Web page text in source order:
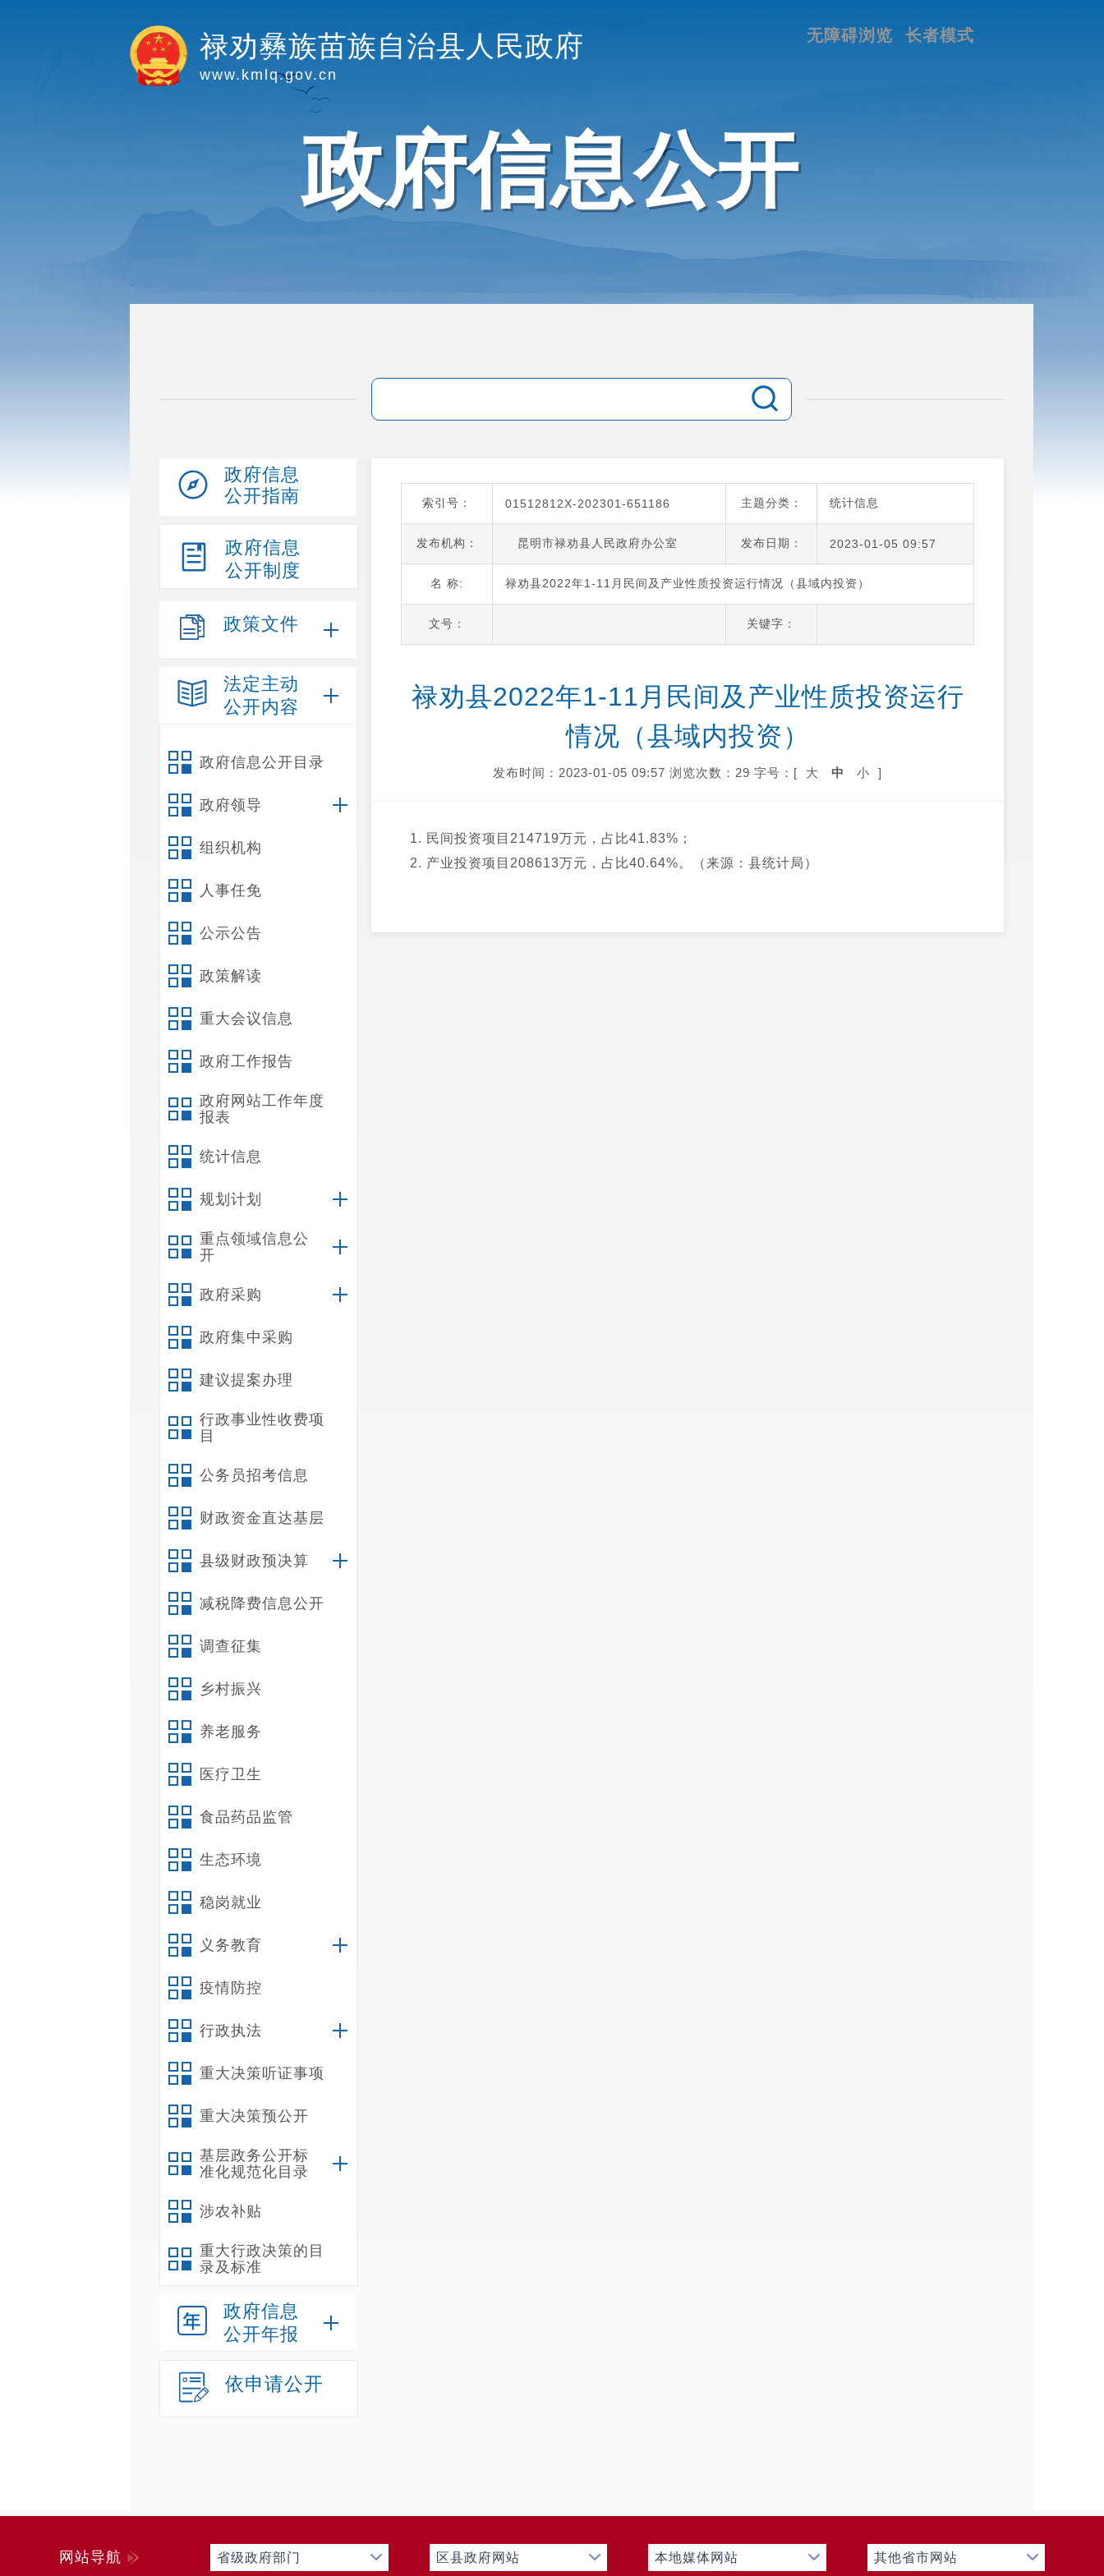
禄劝彝族苗族自治县人民政府
www.kmlq.gov.cn
长者模式
无障碍浏览
政府信息公开
政府信息
公开指南
政府信息
公开制度
政策文件
法定主动
公开内容
政府信息公开目录
政府领导
组织机构
人事任免
公示公告
政策解读
重大会议信息
政府工作报告
政府网站工作年度
报表
统计信息
规划计划
重点领域信息公
开
政府采购
政府集中采购
建议提案办理
行政事业性收费项
目
公务员招考信息
财政资金直达基层
县级财政预决算
减税降费信息公开
调查征集
乡村振兴
养老服务
医疗卫生
食品药品监管
生态环境
稳岗就业
义务教育
疫情防控
行政执法
重大决策听证事项
重大决策预公开
基层政务公开标
准化规范化目录
涉农补贴
重大行政决策的目
录及标准
政府信息
公开年报
依申请公开
索引号： 01512812X-202301-651186 主题分类： 统计信息
发布机构： 昆明市禄劝县人民政府办公室 发布日期： 2023-01-05 09:57
名 称: 禄劝县2022年1-11月民间及产业性质投资运行情况（县域内投资）
文号： 关键字：
禄劝县2022年1-11月民间及产业性质投资运行
情况（县域内投资）
发布时间：2023-01-05 09:57 浏览次数：29 字号：[ 大 中 小 ]
1. 民间投资项目214719万元，占比41.83%；
2. 产业投资项目208613万元，占比40.64%。（来源：县统计局）
网站导航 省级政府部门 区县政府网站 本地媒体网站 其他省市网站